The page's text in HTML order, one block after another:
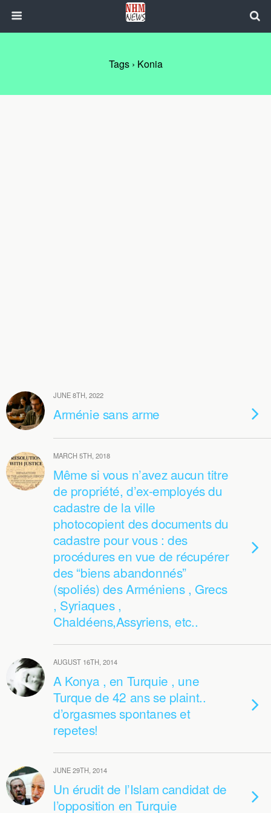
Tags › Konia
JUNE 8TH, 2022
Arménie sans arme
MARCH 5TH, 2018
Même si vous n’avez aucun titre
de propriété, d’ex-employés du
cadastre de la ville
photocopient des documents du
cadastre pour vous : des
procédures en vue de récupérer
des “biens abandonnés”
(spoliés) des Arméniens , Grecs
, Syriaques ,
Chaldéens,Assyriens, etc..
AUGUST 16TH, 2014
A Konya , en Turquie , une
Turque de 42 ans se plaint..
d’orgasmes spontanes et
repetes!
JUNE 29TH, 2014
Un érudit de l’Islam candidat de
l’opposition en Turquie